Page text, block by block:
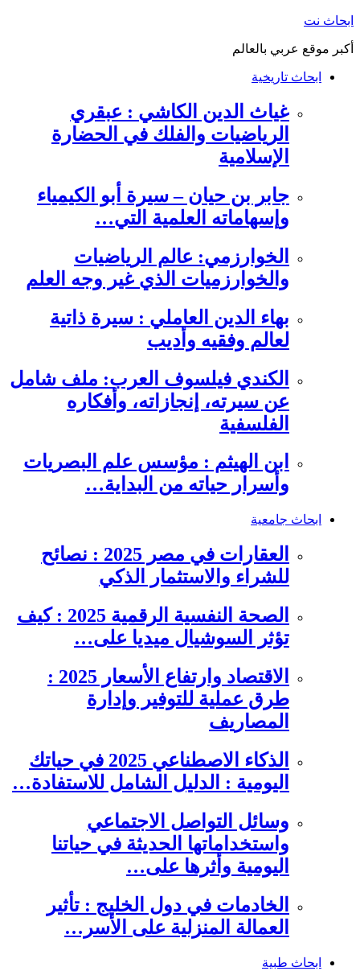
التجاوز
المحتوى
ابحاث نت
أكبر موقع عربي بالعالم
ابحاث تاريخية
غياث الدين الكاشي : عبقري
الرياضيات والفلك في الحضارة
الإسلامية
جابر بن حيان – سيرة أبو الكيمياء
وإسهاماته العلمية التي…
الخوارزمي: عالم الرياضيات
والخوارزميات الذي غير وجه العلم
بهاء الدين العاملي : سيرة ذاتية
لعالم وفقيه وأديب
الكندي فيلسوف العرب: ملف شامل
عن سيرته، إنجازاته، وأفكاره
الفلسفية
ابن الهيثم : مؤسس علم البصريات
وأسرار حياته من البداية…
ابحاث جامعية
العقارات في مصر 2025 : نصائح
للشراء والاستثمار الذكي
الصحة النفسية الرقمية 2025 : كيف
تؤثر السوشيال ميديا على…
الاقتصاد وارتفاع الأسعار 2025 :
طرق عملية للتوفير وإدارة
المصاريف
الذكاء الاصطناعي 2025 في حياتك
اليومية : الدليل الشامل للاستفادة…
وسائل التواصل الاجتماعي
واستخداماتها الحديثة في حياتنا
اليومية وأثرها على…
الخادمات في دول الخليج : تأثير
العمالة المنزلية على الأسر…
ابحاث طبية